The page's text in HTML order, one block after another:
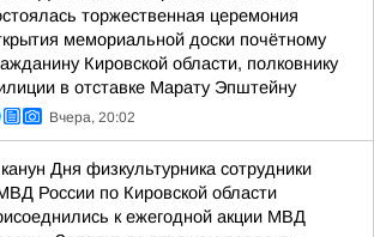
торжественная церемония
мемориальной доски почётному
Кировской области, полковнику
в отставке Марату Эпштейну
Вчера, 20:02
Дня физкультурника сотрудники
России по Кировской области
к ежегодной акции МВД